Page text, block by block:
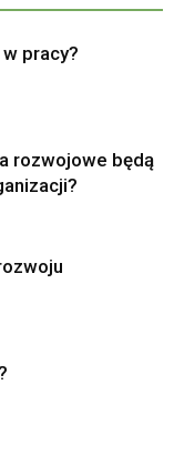
pracy?
rozwojowe będą